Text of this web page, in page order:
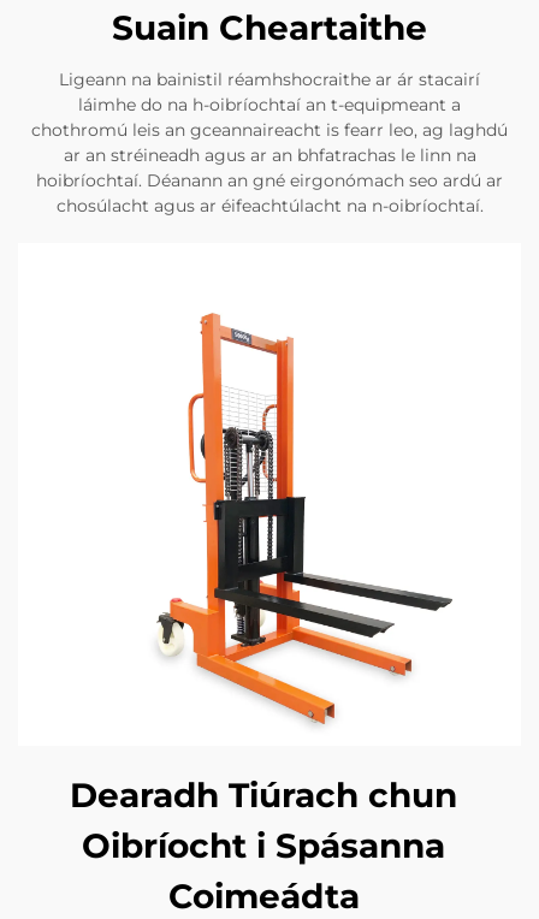
Suain Cheartaithe
Ligeann na bainistil réamhshocraithe ar ár stacairí
láimhe do na h-oibríochtaí an t-equipmeant a
chothromú leis an gceannaireacht is fearr leo, ag laghdú
ar an stréineadh agus ar an bhfatrachas le linn na
hoibríochtaí. Déanann an gné eirgonómach seo ardú ar
chosúlacht agus ar éifeachtúlacht na n-oibríochtaí.
Dearadh Tiúrach chun
Oibríocht i Spásanna
Coimeádta